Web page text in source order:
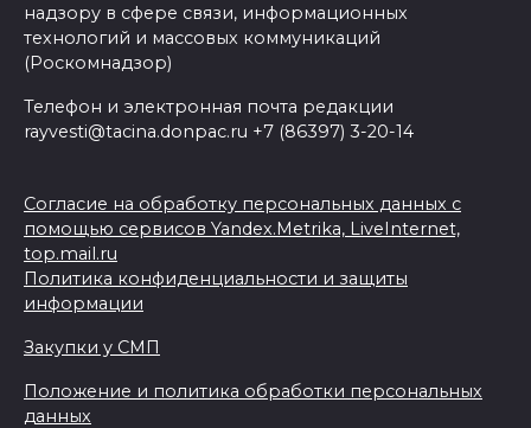
надзору в сфере связи, информационных
технологий и массовых коммуникаций
(Роскомнадзор)
Телефон и электронная почта редакции
rayvesti@tacina.donpac.ru +7 (86397) 3-20-14
Согласие на обработку персональных данных с
помощью сервисов Yandex.Metrika, LiveInternet,
top.mail.ru
Политика конфиденциальности и защиты
информации
Закупки у СМП
Положение и политика обработки персональных
данных